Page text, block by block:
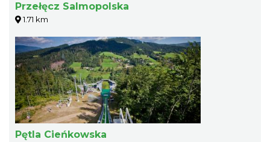
Przełęcz Salmopolska
1.71 km
Pętla Cieńkowska